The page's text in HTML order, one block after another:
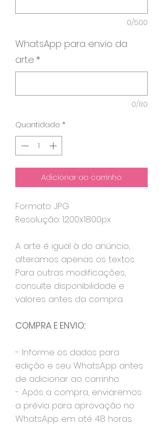
0/500
WhatsApp para envio da
arte *
0/80
Quantidade *
Adicionar ao carrinho
Formato: JPG
Resolução: 1200x1800px
A arte é igual à do anúncio,
alteramos apenas os textos.
Para outras modificações,
consulte disponibilidade e
valores antes da compra.
COMPRA E ENVIO:
- Informe os dados para
edição e seu WhatsApp antes
de adicionar ao carrinho.
- Após a compra, enviaremos
a prévia para aprovação no
WhatsApp em até 48 horas.